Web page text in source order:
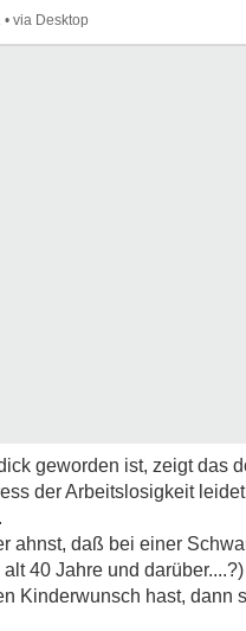
•
geworden ist, zeigt das
der Arbeitslosigkeit
ahnst, daß bei einer
40 Jahre und
Kinderwunsch hast, dann